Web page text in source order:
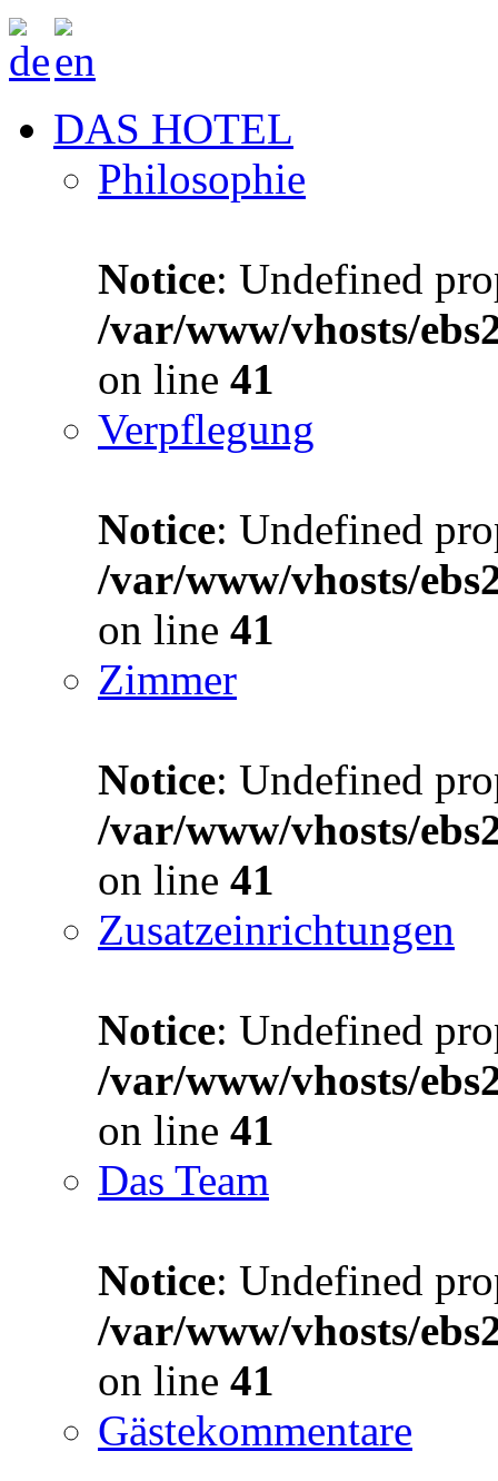
DAS HOTEL
Philosophie
Notice: Undefined
/var/www/vhosts/
on line 41
Verpflegung
Notice: Undefined
/var/www/vhosts/
on line 41
Zimmer
Notice: Undefined
/var/www/vhosts/
on line 41
Zusatzeinrichtungen
Notice: Undefined
/var/www/vhosts/
on line 41
Das Team
Notice: Undefined
/var/www/vhosts/
on line 41
Gästekommentare